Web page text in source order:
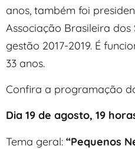
anos, também foi
Associação Brasileira dos
gestão 2017-2019. É
33 anos.
Confira a programação
Dia 19 de agosto, 19
Tema geral: “Pequenos